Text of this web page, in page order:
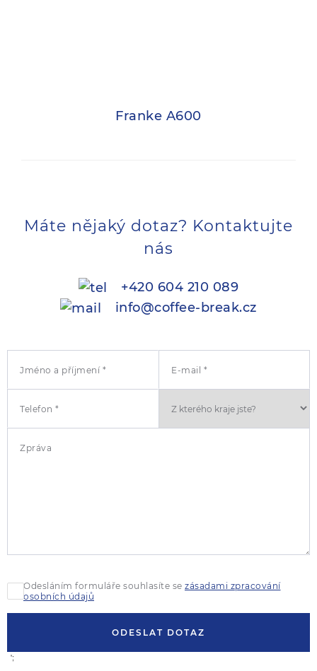
Franke A600
Máte nějaký dotaz? Kontaktujte
nás
+420 604 210 089
info@coffee-break.cz
Jméno a příjmení * E-mail *
Telefon *
Zpráva
Odesláním formuláře souhlasíte se zásadami zpracování
osobních údajů
ODESLAT DOTAZ
';